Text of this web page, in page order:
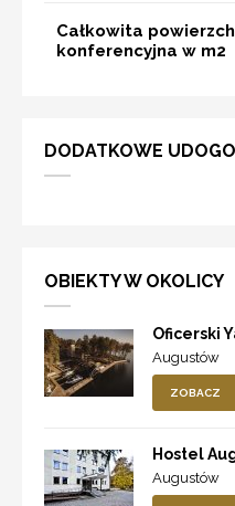
Całkowita
konferencyjna w m2
DODATKOWE
OBIEKTY W OKOLICY
Oficerski
Augustów
ZOBACZ
Hostel
Augustów